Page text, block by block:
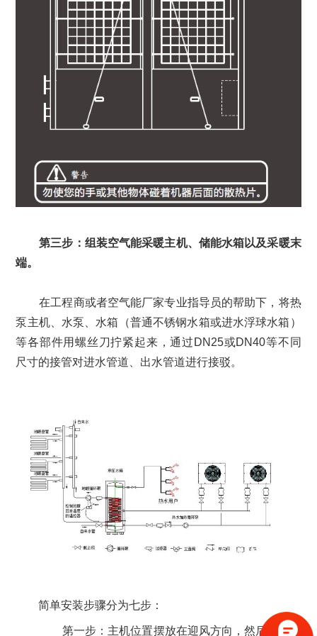
第三步：组装空气能采暖主机、储能水箱以及采暖末
端。
在工程商或者空气能厂家专业指导员的帮助下，将热
泵主机、水泵、水箱（普通不锈钢水箱或进水浮球水箱）
等各部件用螺丝刀拧紧起来，通过DN25或DN40等不同
尺寸的接管对进水管道、出水管道进行接驳。
简单安装步骤分为七步：
第一步：主机位置摆放在迎风方向，然后螺丝固